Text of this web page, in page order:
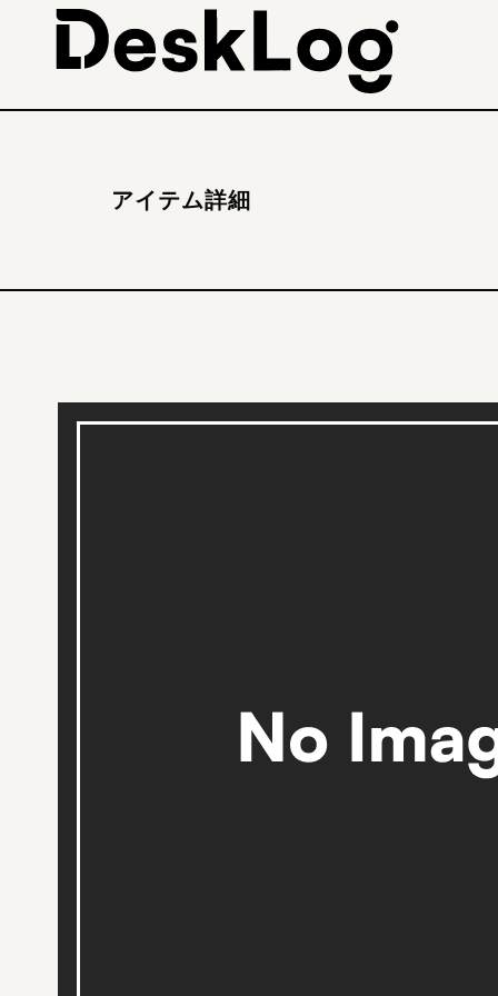
アイテム詳細